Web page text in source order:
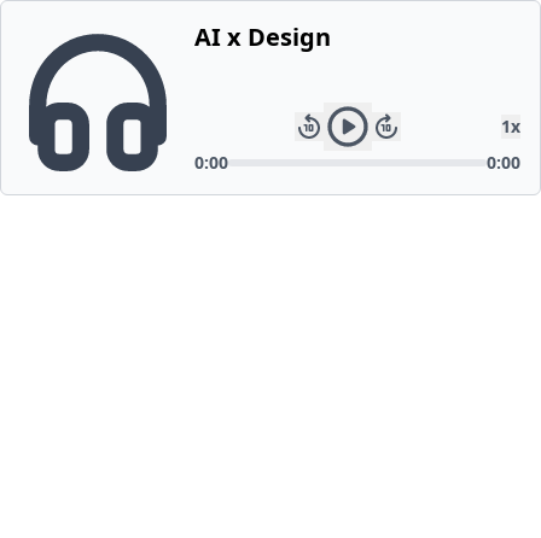
AI x Design
1x
0:00
0:00